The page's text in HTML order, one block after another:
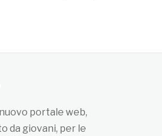
portale web,
da giovani, per le